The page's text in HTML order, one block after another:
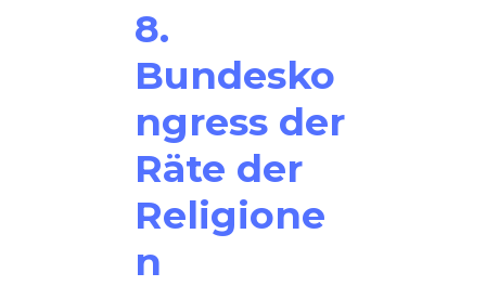
8.
Bundesko
ngress der
Räte der
Religione
n